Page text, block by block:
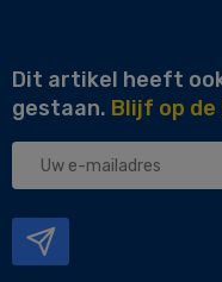
Dit artikel heeft
gestaan. Blijf op
Uw